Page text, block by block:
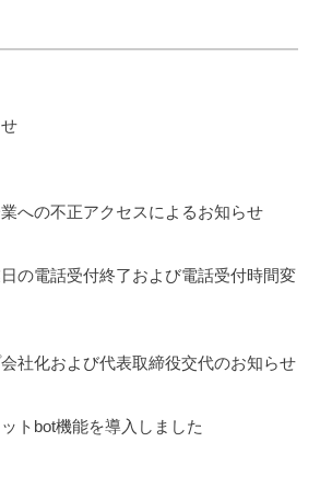
業への不正アクセスによるお知らせ
日の電話受付終了および電話受付時間変
会社化および代表取締役交代のお知らせ
トbot機能を導入しました